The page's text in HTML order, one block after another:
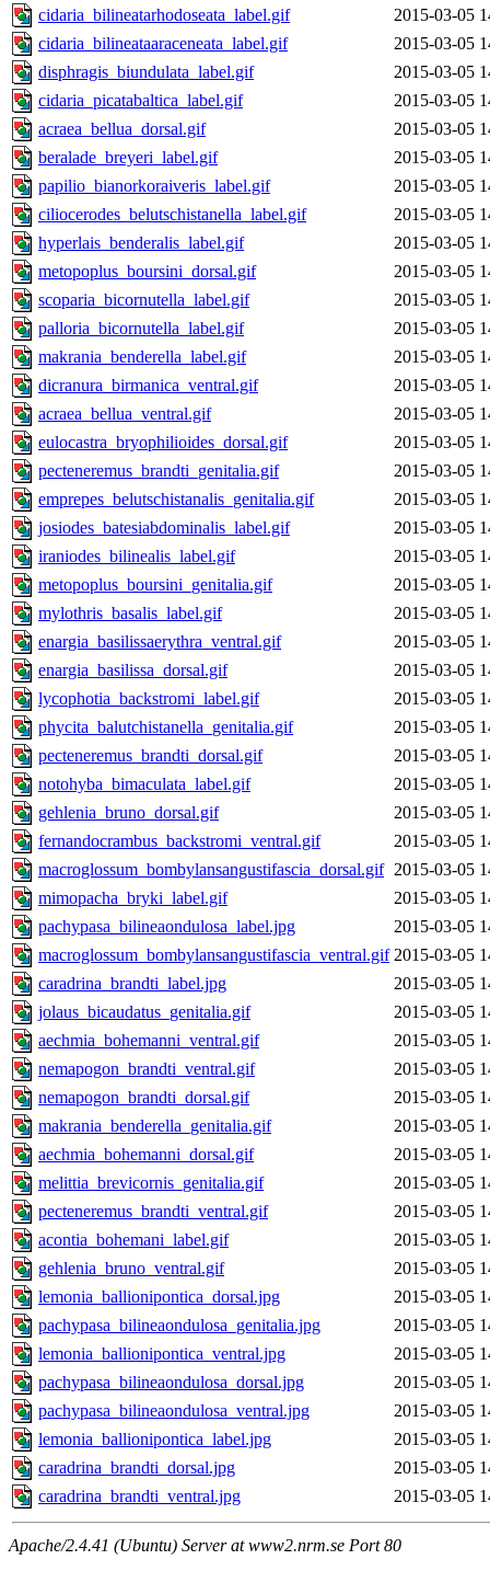
cidaria_bilineatarhodoseata_label.gif
2015-03-05
cidaria_bilineataaraceneata_label.gif
2015-03-05
disphragis_biundulata_label.gif
2015-03-05
cidaria_picatabaltica_label.gif
2015-03-05
acraea_bellua_dorsal.gif
2015-03-05
beralade_breyeri_label.gif
2015-03-05
papilio_bianorkoraiveris_label.gif
2015-03-05
ciliocerodes_belutschistanella_label.gif
2015-03-05
hyperlais_benderalis_label.gif
2015-03-05
metopoplus_boursini_dorsal.gif
2015-03-05
scoparia_bicornutella_label.gif
2015-03-05
palloria_bicornutella_label.gif
2015-03-05
makrania_benderella_label.gif
2015-03-05
dicranura_birmanica_ventral.gif
2015-03-05
acraea_bellua_ventral.gif
2015-03-05
eulocastra_bryophilioides_dorsal.gif
2015-03-05
pecteneremus_brandti_genitalia.gif
2015-03-05
emprepes_belutschistanalis_genitalia.gif
2015-03-05
josiodes_batesiabdominalis_label.gif
2015-03-05
iraniodes_bilinealis_label.gif
2015-03-05
metopoplus_boursini_genitalia.gif
2015-03-05
mylothris_basalis_label.gif
2015-03-05
enargia_basilissaerythra_ventral.gif
2015-03-05
enargia_basilissa_dorsal.gif
2015-03-05
lycophotia_backstromi_label.gif
2015-03-05
phycita_balutchistanella_genitalia.gif
2015-03-05
pecteneremus_brandti_dorsal.gif
2015-03-05
notohyba_bimaculata_label.gif
2015-03-05
gehlenia_bruno_dorsal.gif
2015-03-05
fernandocrambus_backstromi_ventral.gif
2015-03-05
macroglossum_bombylansangustifascia_dorsal.gif 2015-03-05
mimopacha_bryki_label.gif
2015-03-05
pachypasa_bilineaondulosa_label.jpg
2015-03-05
macroglossum_bombylansangustifascia_ventral.gif 2015-03-05
caradrina_brandti_label.jpg
2015-03-05
jolaus_bicaudatus_genitalia.gif
2015-03-05
aechmia_bohemanni_ventral.gif
2015-03-05
nemapogon_brandti_ventral.gif
2015-03-05
nemapogon_brandti_dorsal.gif
2015-03-05
makrania_benderella_genitalia.gif
2015-03-05
aechmia_bohemanni_dorsal.gif
2015-03-05
melittia_brevicornis_genitalia.gif
2015-03-05
pecteneremus_brandti_ventral.gif
2015-03-05
acontia_bohemani_label.gif
2015-03-05
gehlenia_bruno_ventral.gif
2015-03-05
lemonia_ballionipontica_dorsal.jpg
2015-03-05
pachypasa_bilineaondulosa_genitalia.jpg
2015-03-05
lemonia_ballionipontica_ventral.jpg
2015-03-05
pachypasa_bilineaondulosa_dorsal.jpg
2015-03-05
pachypasa_bilineaondulosa_ventral.jpg
2015-03-05
lemonia_ballionipontica_label.jpg
2015-03-05
caradrina_brandti_dorsal.jpg
2015-03-05
caradrina_brandti_ventral.jpg
2015-03-05
Apache/2.4.41 (Ubuntu) Server at www2.nrm.se Port 80